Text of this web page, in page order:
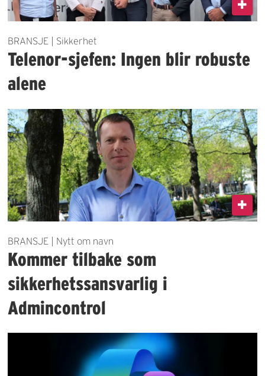
BRANSJE | Sikkerhet
Telenor-sjefen: Ingen blir robuste
alene
BRANSJE | Nytt om navn
Kommer tilbake som
sikkerhetssansvarlig i
Admincontrol